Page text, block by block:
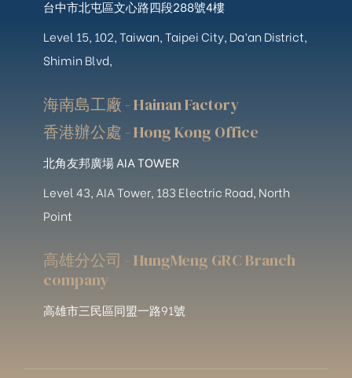
台中市北屯區文心路四段288號4樓
Level 15, 102, Taiwan, Taipei City, Da’an District,
Shimin Blvd,
海南島工廠 - Hainan Factory
香港辦公處 - Hong Kong Office
北角友邦廣場 AIA TOWER
Level 43, AIA Tower, 183 Electric Road, North
Point
高雄分公司 - HungMeng GRC Branch
company
高雄市三民區同盟一路91號